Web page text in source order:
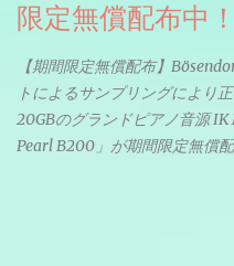
限定無償配布中！
【期間限定無償配布】
トによるサンプリングにより
20GBのグランドピアノ音源
Pearl B200」が期間限定無償配